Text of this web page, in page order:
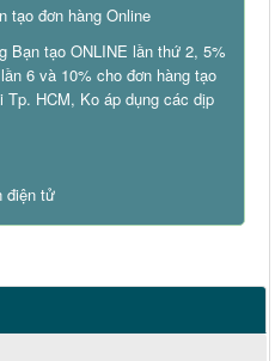
tạo đơn hàng Online
Bạn tạo ONLINE lần thứ 2, 5%
6 và 10% cho đơn hàng tạo
HCM, Ko áp dụng các dịp
điện tử